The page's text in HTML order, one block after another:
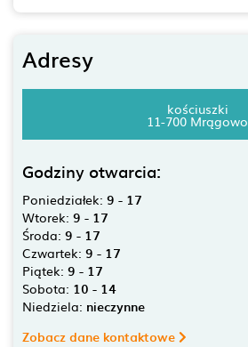
Adresy
kościuszki
11-700 Mrągowo
Godziny otwarcia:
Poniedziałek: 9 - 17
Wtorek: 9 - 17
Środa: 9 - 17
Czwartek: 9 - 17
Piątek: 9 - 17
Sobota: 10 - 14
Niedziela: nieczynne
Zobacz dane kontaktowe